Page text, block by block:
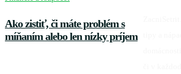
Ako zistiť, či máte problém s
míňaním alebo len nízky príjem